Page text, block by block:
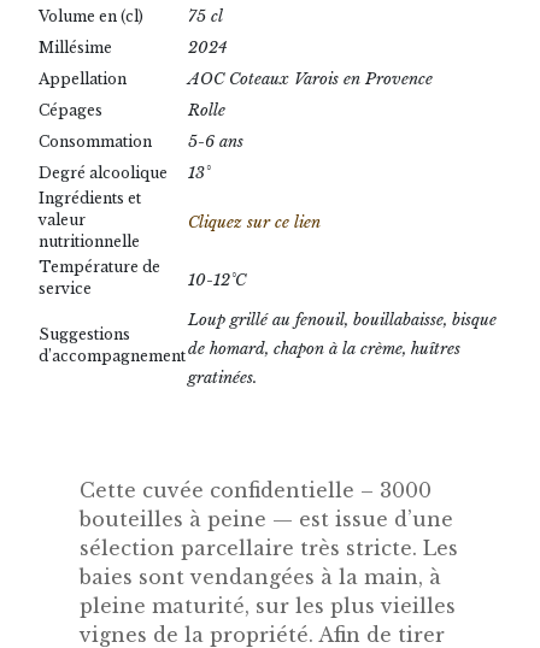
Volume en (cl) 75 cl
Millésime 2024
Appellation AOC Coteaux Varois en Provence
Cépages Rolle
Consommation 5-6 ans
Degré alcoolique 13°
Ingrédients et
valeur
nutritionnelle
Cliquez sur ce lien
Température de
service
10-12°C
Suggestions
d’accompagnement
Loup grillé au fenouil, bouillabaisse, bisque
de homard, chapon à la crème, huîtres
gratinées.
Cette cuvée confidentielle – 3000
bouteilles à peine — est issue d’une
sélection parcellaire très stricte. Les
baies sont vendangées à la main, à
pleine maturité, sur les plus vieilles
vignes de la propriété. Afin de tirer